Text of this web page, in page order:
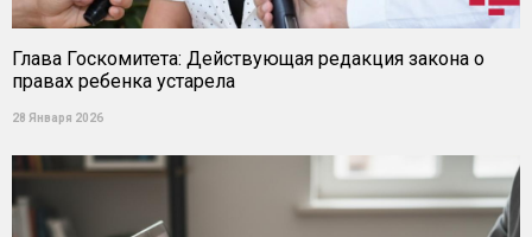
Глава Госкомитета: Действующая редакция закона о
правах ребенка устарела
28 Января 2026